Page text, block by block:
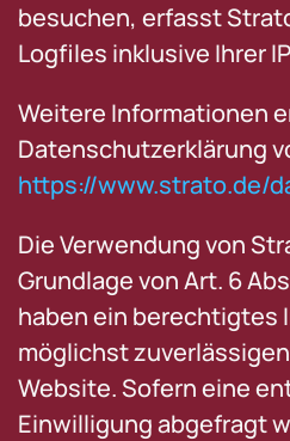
besuchen, erfasst
Logfiles inklusive Ihrer
Weitere Informationen
Datenschutzerklärung
https://www.strato.de/
Die Verwendung von
Grundlage von Art. 6
haben ein berechtigtes
möglichst
Website. Sofern eine
Einwilligung abgefragt